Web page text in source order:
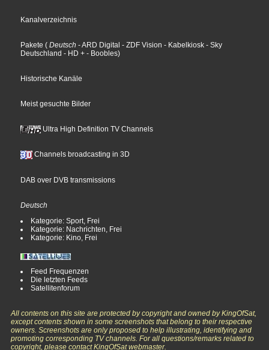
Kanalverzeichnis
Pakete ( Deutsch - ARD Digital - ZDF Vision - Kabelkiosk - Sky
Deutschland - HD + - Boobles)
Historische Kanäle
Meist gesuchte Bilder
Ultra High Definition TV Channels
Channels broadcasting in 3D
DAB over DVB transmissions
Deutsch
Kategorie: Sport, Frei
Kategorie: Nachrichten, Frei
Kategorie: Kino, Frei
Feed Frequenzen
Die letzten Feeds
Satellitenforum
All contents on this site are protected by copyright and owned by KingOfSat,
except contents shown in some screenshots that belong to their respective
owners. Screenshots are only proposed to help illustrating, identifying and
promoting corresponding TV channels. For all questions/remarks related to
copyright, please contact KingOfSat webmaster.